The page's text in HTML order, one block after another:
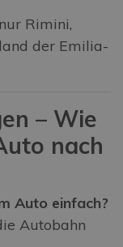
Rimini,
der Emilia-
– Wie
nach
Auto einfach?
Autobahn